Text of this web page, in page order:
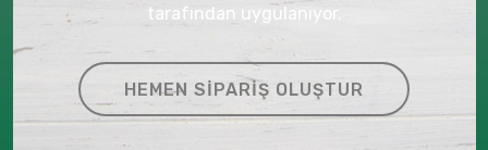
tarafından uygulanıyor.
HEMEN SIPARIŞ OLUŞTUR